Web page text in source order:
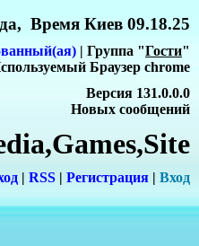
Время Киев 09.18.25
| Группа "Гости"
Браузер chrome
Версия 131.0.0.0
Новых сообщений
| RSS | Регистрация | Вход